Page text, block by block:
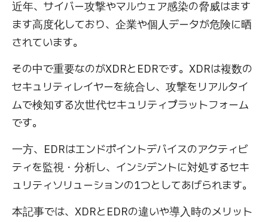
近年、サイバー攻撃やマルウェア感染の脅威はます
ます高度化しており、企業や個人データが危険に晒
されています。
その中で重要なのがXDRとEDRです。XDRは複数の
セキュリティレイヤーを統合し、攻撃をリアルタイ
ムで検知する次世代セキュリティプラットフォーム
です。
一方、EDRはエンドポイントデバイスのアクティビ
ティを監視・分析し、インシデントに対処するセキ
ュリティソリューションの1つとしてあげられます。
本記事では、XDRとEDRの違いや導入時のメリット